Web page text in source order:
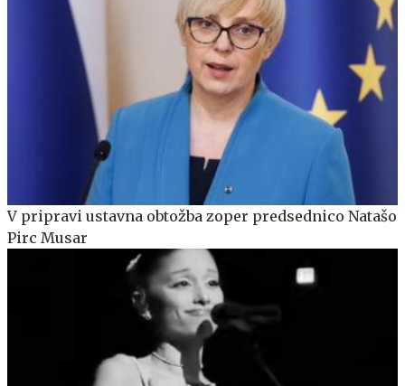
V pripravi ustavna obtožba zoper predsednico Natašo
Pirc Musar